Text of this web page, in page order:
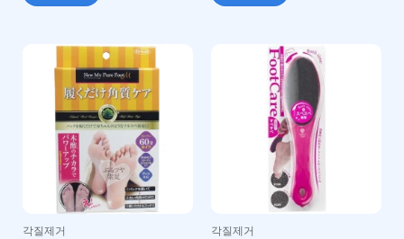
각질제거 각질제거